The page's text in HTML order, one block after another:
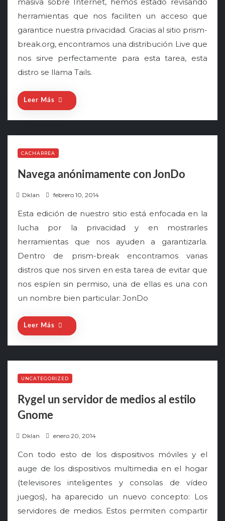
t
e
d
o
herramientas que nos faciliten un acceso que
garantice nuestra privacidad. Gracias al sitio prism-
break.org, encontramos una distribución Live que
nos sirve perfectamente para esta tarea, esta
distro se llama Tails.
Leer Más
CACHARREA
Navega anónimamente con JonDo
Dklan
s
t
e
febrero 10, 2014
Esta edición de nuestro sitio está enfocada en la
lucha por la privacidad y en mostrarles
herramientas que nos ayuden a garantizarla.
Dentro de prism-break encontramos varias
distros que nos sirven en esta tarea de evitar que
nos espíen sin permiso, una de ellas es una con
un nombre bien particular: JonDo
Leer Más
UNCATEGORIZED
Rygel un servidor de medios al estilo
Gnome
Dklan
s
t
e
d
o
enero 20, 2014
Con todo esto de los dispositivos móviles y el
auge de los dispositivos multimedia en el hogar
(televisores inteligentes y consolas de vídeo
juegos), ha aparecido un nuevo concepto: Los
servidores de medios. Estos permiten compartir